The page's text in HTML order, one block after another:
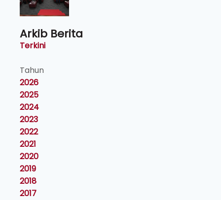
Arkib Berita
Terkini
Tahun
2026
2025
2024
2023
2022
2021
2020
2019
2018
2017